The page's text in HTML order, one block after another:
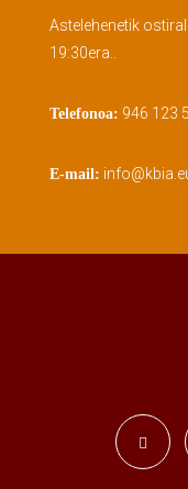
Astelehenetik
19:30era..
Telefonoa: 946 123
E-mail: